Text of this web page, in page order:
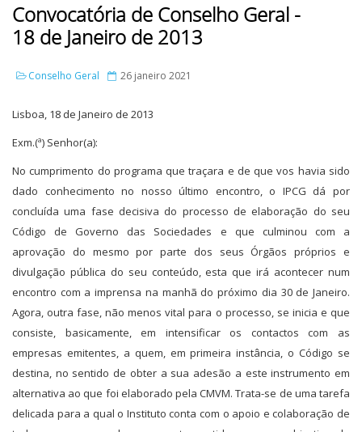
Convocatória de Conselho Geral -
18 de Janeiro de 2013
Conselho Geral 26 janeiro 2021
Lisboa, 18 de Janeiro de 2013
Exm.(ª) Senhor(a):
No cumprimento do programa que traçara e de que vos havia sido
dado conhecimento no nosso último encontro, o IPCG dá por
concluída uma fase decisiva do processo de elaboração do seu
Código de Governo das Sociedades e que culminou com a
aprovação do mesmo por parte dos seus Órgãos próprios e
divulgação pública do seu conteúdo, esta que irá acontecer num
encontro com a imprensa na manhã do próximo dia 30 de Janeiro.
Agora, outra fase, não menos vital para o processo, se inicia e que
consiste, basicamente, em intensificar os contactos com as
empresas emitentes, a quem, em primeira instância, o Código se
destina, no sentido de obter a sua adesão a este instrumento em
alternativa ao que foi elaborado pela CMVM. Trata-se de uma tarefa
delicada para a qual o Instituto conta com o apoio e colaboração de